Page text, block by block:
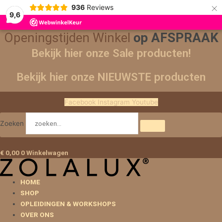
9,6
936 Reviews ×
Openingstijden Winkel op AFSPRAAK
Bekijk hier onze Sale producten!
Bekijk hier onze NIEUWSTE producten
Facebook Instagram Youtube
Zoeken
€ 0,00 0Winkelwagen
HOME
SHOP
OPLEIDINGEN & WORKSHOPS
OVER ONS